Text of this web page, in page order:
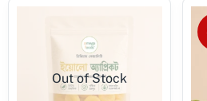
Out of Stock